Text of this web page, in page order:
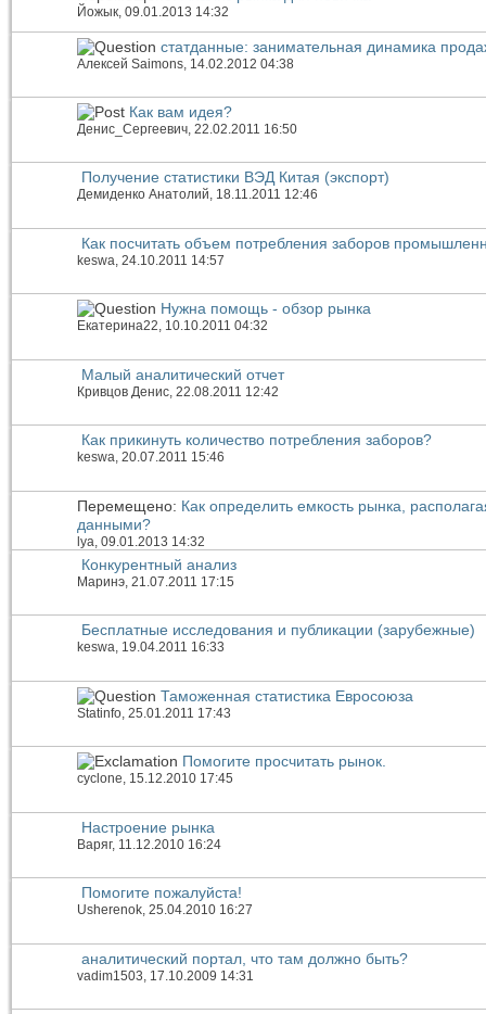
Йожык , 09.01.2013 14:32
статданные: занимательная динамика
Алексей Saimons , 14.02.2012 04:38
Как вам идея?
Денис_Сергеевич, 22.02.2011 16:50
Получение статистики ВЭД Китая (экспорт)
Демиденко Анатолий, 18.11.2011 12:46
Как посчитать объем потребления заборов
keswa, 24.10.2011 14:57
Нужна помощь - обзор рынка
Екатерина22, 10.10.2011 04:32
Малый аналитический отчет
Кривцов Денис, 22.08.2011 12:42
Как прикинуть количество потребления заборов?
keswa, 20.07.2011 15:46
Перемещено: Как определить емкость рынка,
данными?
lya, 09.01.2013 14:32
Конкурентный анализ
Маринэ, 21.07.2011 17:15
Бесплатные исследования и публикации (зарубежные)
keswa, 19.04.2011 16:33
Таможенная статистика Евросоюза
Statinfo , 25.01.2011 17:43
Помогите просчитать рынок.
cyclone, 15.12.2010 17:45
Настроение рынка
Варяг, 11.12.2010 16:24
Помогите пожалуйста!
Usherenok, 25.04.2010 16:27
аналитический портал, что там должно быть?
vadim1503 , 17.10.2009 14:31